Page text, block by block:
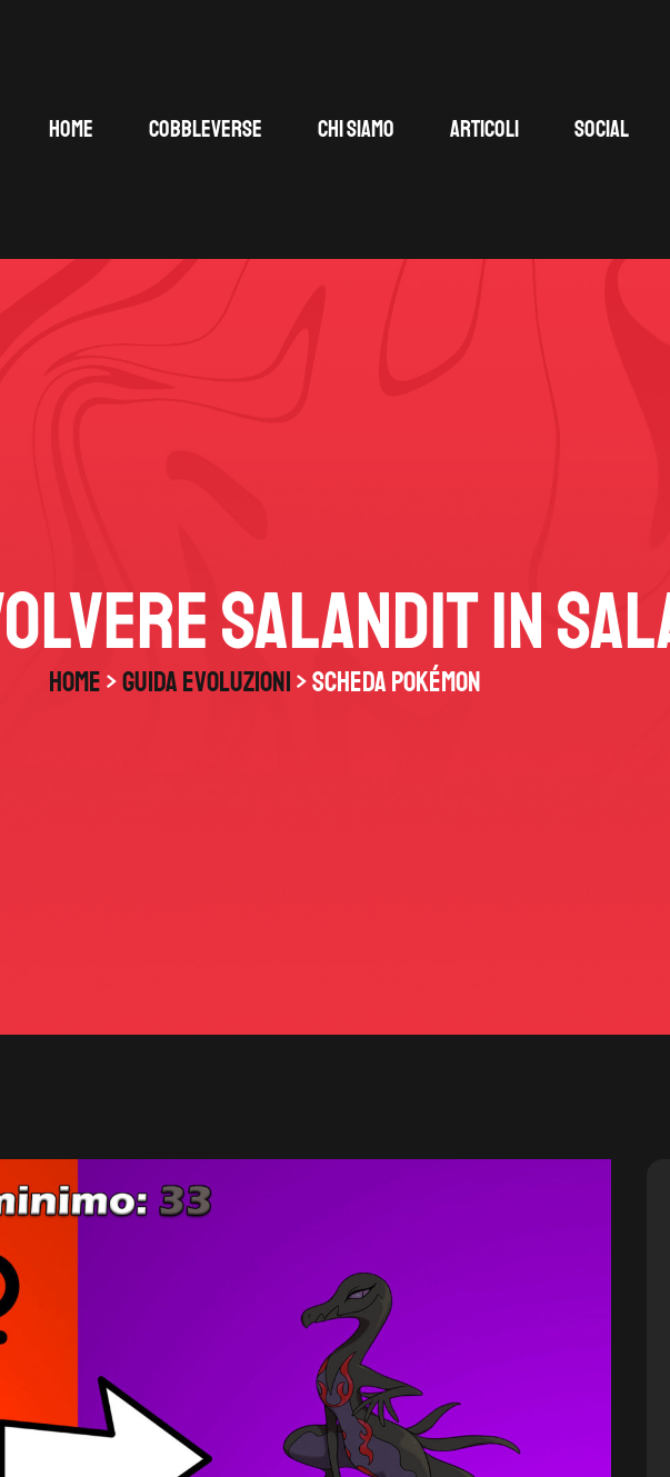
HOME COBBLEVERSE CHI SIAMO ARTICOLI SOCIAL
Salandit in
HOME>Guida Evoluzioni> Scheda Pokémon